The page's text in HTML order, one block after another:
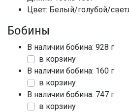
Цвет: Белый/голубой/
Бобины
В наличии бобина: 928 г
в корзину
В наличии бобина: 160 г
в корзину
В наличии бобина: 747 г
в корзину